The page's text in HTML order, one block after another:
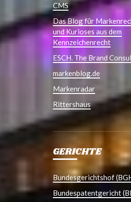
CMS
Das Blog für
und Kurioses aus dem
Kennzeichenrecht
ESCH. The Brand
markenblog.de
Markenradar
Rittershaus
GERICHTE
Bundesgerichtshof
Bundespatentgericht